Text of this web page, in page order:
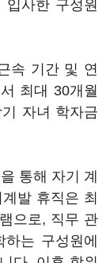
사한 구성원
속 기간 및 연
최대 30개월
자녀 학자금
통해 자기 계
발 휴직은 최
으로, 직무 관
는 구성원에